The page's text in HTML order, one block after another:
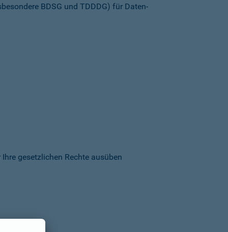
BDSG und TDDDG) für Daten­
gesetzlichen Rechte ausüben